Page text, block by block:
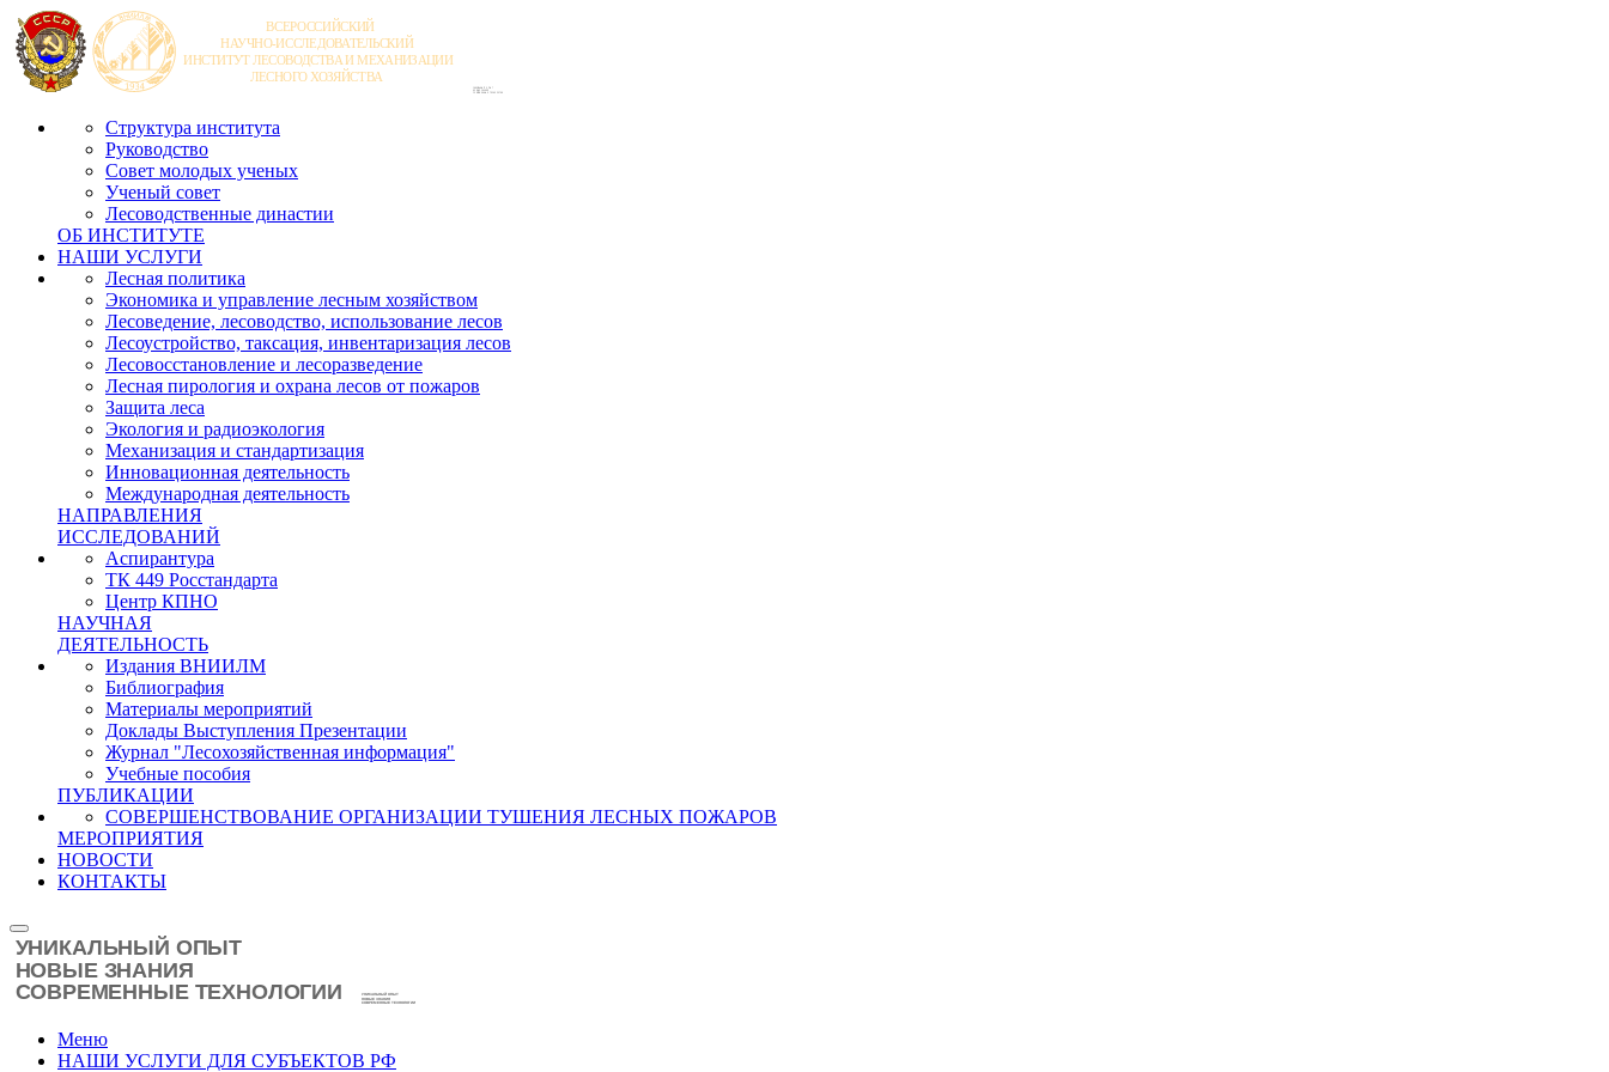
Структура института
Руководство
Совет молодых ученых
Ученый совет
Лесоводственные династии
ОБ ИНСТИТУТЕ
НАШИ УСЛУГИ
Лесная политика
Экономика и управление лесным хозяйством
Лесоведение, лесоводство, использование лесов
Лесоустройство, таксация, инвентаризация лесов
Лесовосстановление и лесоразведение
Лесная пирология и охрана лесов от пожаров
Защита леса
Экология и радиоэкология
Механизация и стандартизация
Инновационная деятельность
Международная деятельность
НАПРАВЛЕНИЯ
ИССЛЕДОВАНИЙ
Аспирантура
ТК 449 Росстандарта
Центр КПНО
НАУЧНАЯ
ДЕЯТЕЛЬНОСТЬ
Издания ВНИИЛМ
Библиография
Материалы мероприятий
Доклады Выступления Презентации
Журнал "Лесохозяйственная информация"
Учебные пособия
ПУБЛИКАЦИИ
СОВЕРШЕНСТВОВАНИЕ ОРГАНИЗАЦИИ ТУШЕНИЯ ЛЕСНЫХ ПОЖАРОВ
МЕРОПРИЯТИЯ
НОВОСТИ
КОНТАКТЫ
Меню
НАШИ УСЛУГИ ДЛЯ СУБЪЕКТОВ РФ